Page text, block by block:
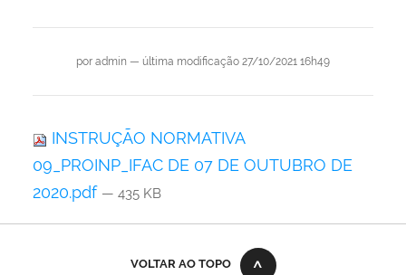
por admin — última modificação 27/10/2021 16h49
INSTRUÇÃO NORMATIVA
09_PROINP_IFAC DE 07 DE OUTUBRO DE
2020.pdf — 435 KB
VOLTAR AO TOPO